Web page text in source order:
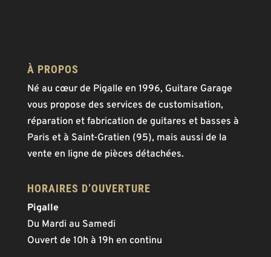
À PROPOS
Né au cœur de Pigalle en 1996, Guitare Garage
vous propose des services de customisation,
réparation et fabrication de guitares et basses à
Paris et à Saint-Gratien (95), mais aussi de la
vente en ligne de pièces détachées.
HORAIRES D’OUVERTURE
Pigalle
Du Mardi au Samedi
Ouvert de 10h à 19h en continu